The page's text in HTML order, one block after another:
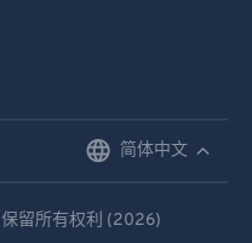
简体中文
保留所有权利 (2026)